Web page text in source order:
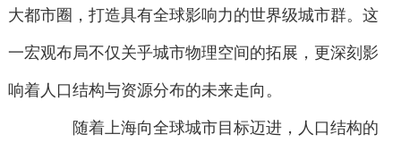
大都市圈，打造具有全球影响力的世界级城市群。这
一宏观布局不仅关乎城市物理空间的拓展，更深刻影
响着人口结构与资源分布的未来走向。
随着上海向全球城市目标迈进，人口结构的